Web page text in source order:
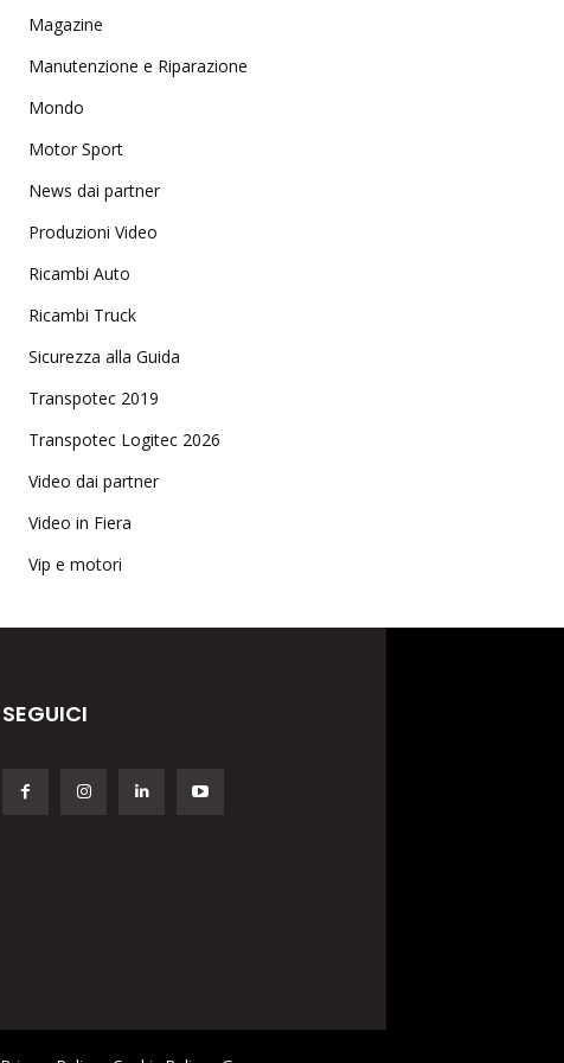
Magazine
Manutenzione e Riparazione
Mondo
Motor Sport
News dai partner
Produzioni Video
Ricambi Auto
Ricambi Truck
Sicurezza alla Guida
Transpotec 2019
Transpotec Logitec 2026
Video dai partner
Video in Fiera
Vip e motori
SEGUICI